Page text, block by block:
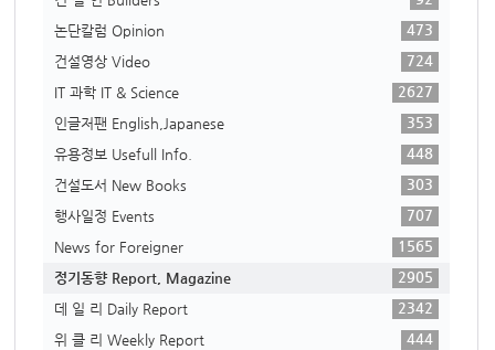
논단칼럼 Opinion
473
건설영상 Video
724
IT 과학 IT & Science
2627
인글저팬 English,Japanese
353
유용정보 Usefull Info.
448
건설도서 New Books
303
행사일정 Events
707
News for Foreigner
1565
정기동향 Report, Magazine
2905
데 일 리 Daily Report
2342
위 클 리 Weekly Report
444